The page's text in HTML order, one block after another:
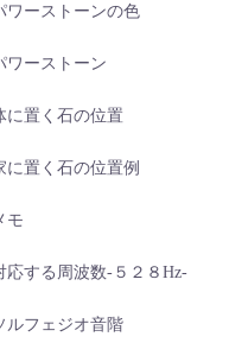
ワーストーンの色
ワーストーン
に置く石の位置
に置く石の位置例
モ
応する周波数-５２８Hz-
ルフェジオ音階